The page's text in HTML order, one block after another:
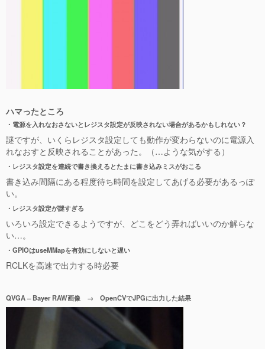
ハマったところ
・電源を入れなおさないとレジスタ設定が反映されない場合があるかもしれない？
謎ですが、いくらレジスタ設定しても動作が変わらないのに電源入
れなおすと反映されることがあった。（…ような気がする）
・レジスタ設定を連続で書き換えるとたまに書き込みミスがおこる
書き込み間隔にある程度待ち時間を設定してあげる必要があるっぽ
い。
・レジスタ設定が謎すぎる
いろいろ設定できるようですが、どこをどう弄ればいいのか解らな
い…。
・GPIOはuseMMapを有効にしないと遅い
RCLKを高速で出力する時必要
QVGA – Bayer RAW画像 → OpenCVでJPGに出力した結果